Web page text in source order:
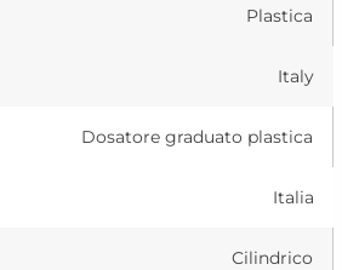
Plastica
Italy
Dosatore graduato plastica
Italia
Cilindrico